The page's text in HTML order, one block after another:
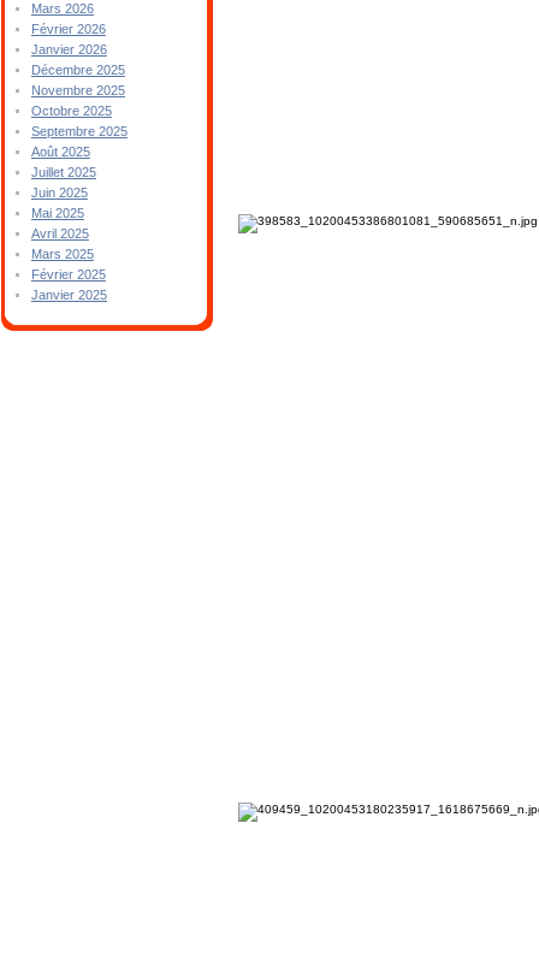
Mars 2026
Février 2026
Janvier 2026
Décembre 2025
Novembre 2025
Octobre 2025
Septembre 2025
Août 2025
Juillet 2025
Juin 2025
Mai 2025
Avril 2025
Mars 2025
Février 2025
Janvier 2025